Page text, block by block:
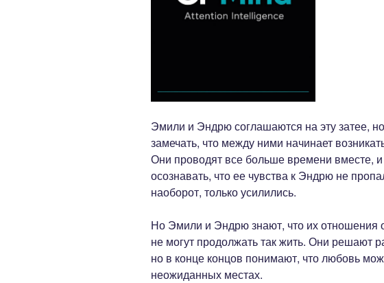
Эмили и Эндрю соглашаются на эту затее,
замечать, что между ними начинает
Они проводят все больше времени вместе,
осознавать, что ее чувства к Эндрю не
наоборот, только усилились.
Но Эмили и Эндрю знают, что их отношения
не могут продолжать так жить. Они решают
но в конце концов понимают, что любовь
неожиданных местах.